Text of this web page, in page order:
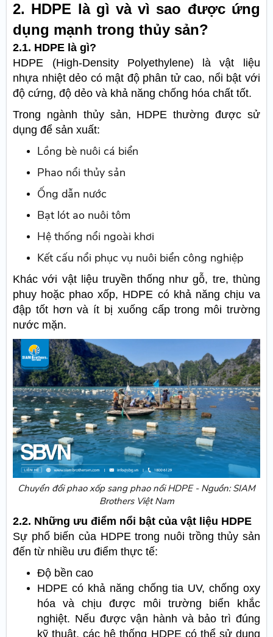
2. HDPE là gì và vì sao được ứng
dụng mạnh trong thủy sản?
2.1. HDPE là gì?
HDPE (High-Density Polyethylene) là vật liệu
nhựa nhiệt dẻo có mật độ phân tử cao, nổi bật với
độ cứng, độ dẻo và khả năng chống hóa chất tốt.
Trong ngành thủy sản, HDPE thường được sử
dụng để sản xuất:
Lồng bè nuôi cá biển
Phao nổi thủy sản
Ống dẫn nước
Bạt lót ao nuôi tôm
Hệ thống nổi ngoài khơi
Kết cấu nổi phục vụ nuôi biển công nghiệp
Khác với vật liệu truyền thống như gỗ, tre, thùng
phuy hoặc phao xốp, HDPE có khả năng chịu va
đập tốt hơn và ít bị xuống cấp trong môi trường
nước mặn.
Chuyển đổi phao xốp sang phao nổi HDPE - Nguồn: SIAM
Brothers Việt Nam
2.2. Những ưu điểm nổi bật của vật liệu HDPE
Sự phổ biến của HDPE trong nuôi trồng thủy sản
đến từ nhiều ưu điểm thực tế:
Độ bền cao
HDPE có khả năng chống tia UV, chống oxy
hóa và chịu được môi trường biển khắc
nghiệt. Nếu được vận hành và bảo trì đúng
kỹ thuật, các hệ thống HDPE có thể sử dụng